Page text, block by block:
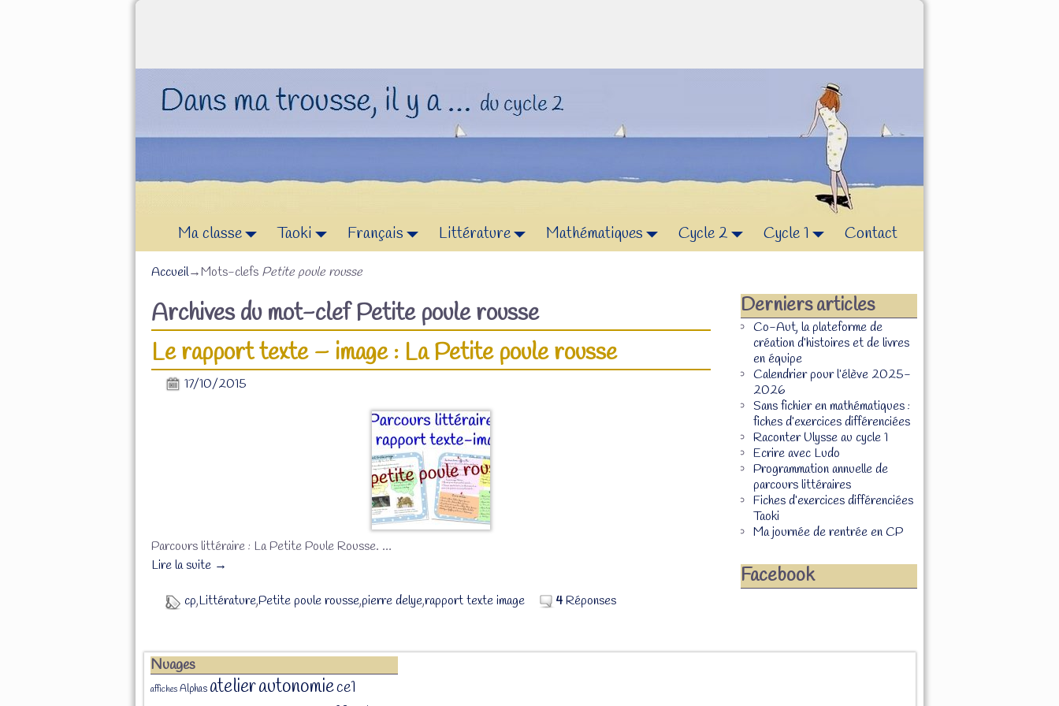
Ma classe Taoki Français Littérature Mathématiques Cycle 2 Cycle 1 Contact
Accueil→Mots-clefs Petite poule rousse
Archives du mot-clefPetite poule rousse
Le rapport texte – image : La Petite poule rousse
17/10/2015
Parcours littéraire : La Petite Poule Rousse. …
Lire la suite →
cp,Littérature,Petite poule rousse,pierre delye,rapport texte image 4Réponses
Derniers articles
Co-Aut, la plateforme de
création d’histoires et de livres
en équipe
Calendrier pour l’élève 2025-
2026
Sans fichier en mathématiques :
fiches d’exercices différenciées
Raconter Ulysse au cycle 1
Ecrire avec Ludo
Programmation annuelle de
parcours littéraires
Fiches d’exercices différenciées
Taoki
Ma journée de rentrée en CP
Facebook
Nuages
affiches Alphas atelierautonomiece1